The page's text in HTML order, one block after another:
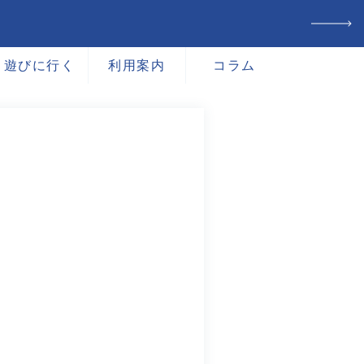
遊びに行く 利用案内 コラム